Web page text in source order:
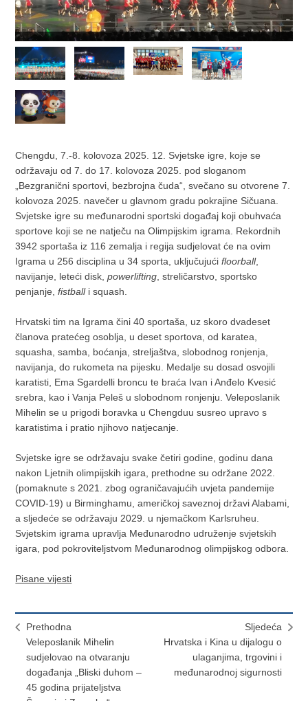
Chengdu, 7.-8. kolovoza 2025. 12. Svjetske igre, koje se
održavaju od 7. do 17. kolovoza 2025. pod sloganom
„Bezgranični sportovi, bezbrojna čuda“, svečano su otvorene 7.
kolovoza 2025. navečer u glavnom gradu pokrajine Sičuana.
Svjetske igre su međunarodni sportski događaj koji obuhvaća
sportove koji se ne natječu na Olimpijskim igrama. Rekordnih
3942 sportaša iz 116 zemalja i regija sudjelovat će na ovim
Igrama u 256 disciplina u 34 sporta, uključujućifloorball,
navijanje, leteći disk,powerlifting , streličarstvo, sportsko
penjanje,fistballi squash.
Hrvatski tim na Igrama čini 40 sportaša, uz skoro dvadeset
članova pratećeg osoblja, u deset sportova, od karatea,
squasha, samba, boćanja, streljaštva, slobodnog ronjenja,
navijanja, do rukometa na pijesku. Medalje su dosad osvojili
karatisti, Ema Sgardelli broncu te braća Ivan i Anđelo Kvesić
srebra, kao i Vanja Peleš u slobodnom ronjenju. Veleposlanik
Mihelin se u prigodi boravka u Chengduu susreo upravo s
karatistima i pratio njihovo natjecanje.
Svjetske igre se održavaju svake četiri godine, godinu dana
nakon Ljetnih olimpijskih igara, prethodne su održane 2022.
(pomaknute s 2021. zbog ograničavajućih uvjeta pandemije
COVID-19) u Birminghamu, američkoj saveznoj državi Alabami,
a sljedeće se održavaju 2029. u njemačkom Karlsruheu.
Svjetskim igrama upravlja Međunarodno udruženje svjetskih
igara, pod pokroviteljstvom Međunarodnog olimpijskog odbora.
Pisane vijesti
Prethodna
Veleposlanik Mihelin
sudjelovao na otvaranju
događanja „Bliski duhom –
45 godina prijateljstva
Sljedeća
Hrvatska i Kina u dijalogu o
ulaganjima, trgovini i
međunarodnoj sigurnosti